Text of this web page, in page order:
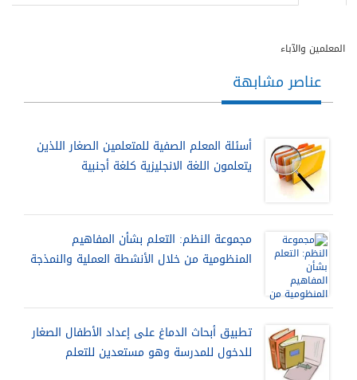
المعلمين والآباء
عناصر مشابهة
أسئلة المعلم الصفية للمتعلمين الصغار اللذين
يتعلمون اللغة الانجليزية كلغة أجنبية
مجموعة النظم: التعلم بشأن المفاهيم
المنظومية من خلال الأنشطة العملية والنمذجة
تطبيق أبحاث الدماغ على إعداد الأطفال الصغار
للدخول للمدرسة وهو مستعدين للتعلم